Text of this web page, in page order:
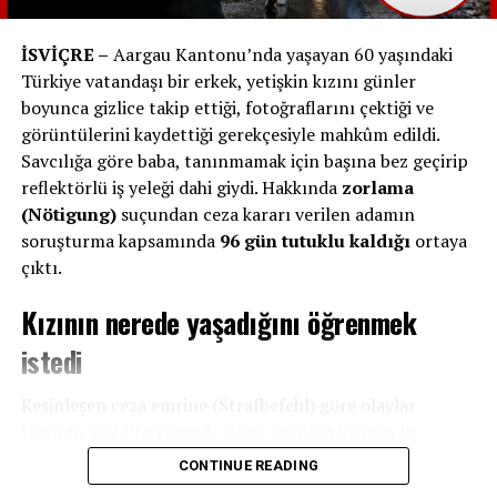
Uygulama indirme ve sosyal medya kullanımı
üzerinde anlaşmak,
Ekran süresini sınırlamak ve birlikte alternatif
aktiviteler geliştirmek.
Bazı aileler başlangıçta internet erişimi sınırlı veya
sadece temel iletişim işlevi olan telefonlarla çocuklarını
dijital dünyaya alıştırmayı tercih ediyor.
Tartışma Devam Ediyor
Telefonun çocuklara ne zaman verilmesi gerektiği, hem
olmanın çocukları dijital bağımlılığa sürükleyebileceğini
savunurken, kimileri de teknolojinin kaçınılmaz
İSVİÇRE – Aargau Kantonu’nda yaşayan 60 yaşındaki
Türkiye vatandaşı bir erkek, yetişkin kızını günler
boyunca gizlice takip ettiği, fotoğraflarını çektiği ve
görüntülerini kaydettiği gerekçesiyle mahkûm edildi.
Savcılığa göre baba, tanınmamak için başına bez geçirip
reflektörlü iş yeleği dahi giydi. Hakkında zorlama
(Nötigung)suçundan ceza kararı verilen adamın
soruşturma kapsamında 96 gün tutuklu kaldığıortaya
çıktı.
Kızının nerede yaşadığını öğrenmek
istedi
yaptığını ve nerede yaşadığını öğrenmek amacıyla
Haziran tarihleri arasındakızını birkaç gün boyunca
CONTINUE READING